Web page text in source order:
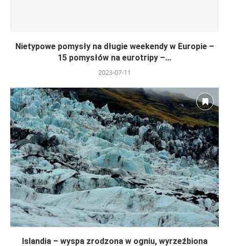
Nietypowe pomysły na długie weekendy w Europie –
15 pomysłów na eurotripy –...
2023-07-11
Islandia – wyspa zrodzona w ogniu, wyrzeźbiona